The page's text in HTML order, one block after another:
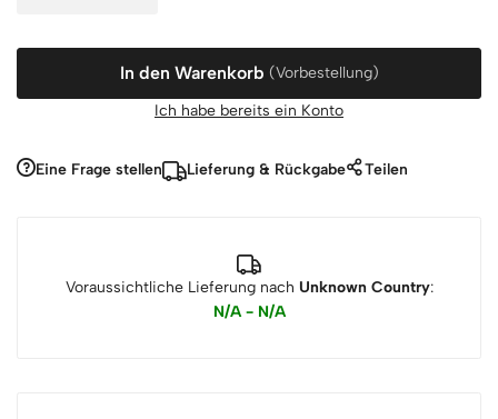
In den Warenkorb (Vorbestellung)
Ich habe bereits ein Konto
Eine Frage stellen Lieferung & Rückgabe Teilen
Voraussichtliche Lieferung nach Unknown Country:
N/A - N/A